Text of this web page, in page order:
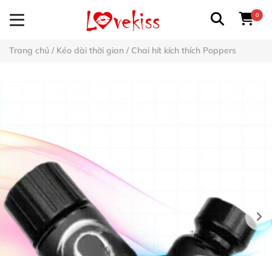
0
Trang chủ / Kéo dài thời gian / Chai hít kích thích Poppers